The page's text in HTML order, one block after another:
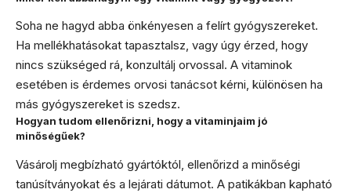
Soha ne hagyd abba önkényesen a felírt gyógyszereket.
Ha mellékhatásokat tapasztalsz, vagy úgy érzed, hogy
nincs szükséged rá, konzultálj orvossal. A vitaminok
esetében is érdemes orvosi tanácsot kérni, különösen ha
más gyógyszereket is szedsz.
Hogyan tudom ellenőrizni, hogy a vitaminjaim jó
minőségűek?
Vásárolj megbízható gyártóktól, ellenőrizd a minőségi
tanúsítványokat és a lejárati dátumot. A patikákban kapható